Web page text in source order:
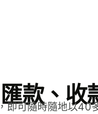
款、收
即可隨時隨地以40